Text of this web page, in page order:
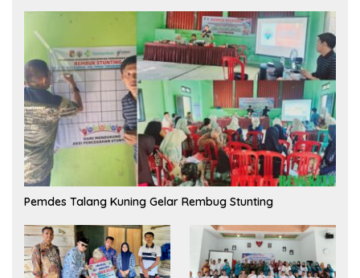
Pemdes Talang Kuning Gelar Rembug Stunting